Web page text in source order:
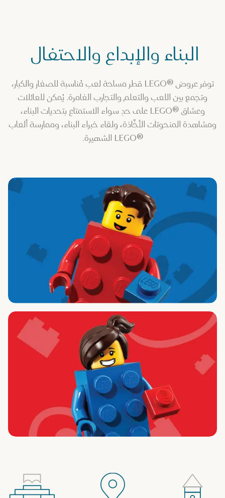
البناء والإبداع والاحتفال
توفر عروض ®LEGO قطر مساحة لعب مُناسبة للصغار والكبار،
وتجمع بين اللعب والتعلم والتجارب الغامرة. يُمكن للعائلات
وعشاق ®LEGO على حدٍ سواء الاستمتاع بتحديات البناء،
ومشاهدة المنحوتات الأخّاذة، ولقاء خبراء البناء، وممارسة ألعاب
®LEGO الشهيرة.